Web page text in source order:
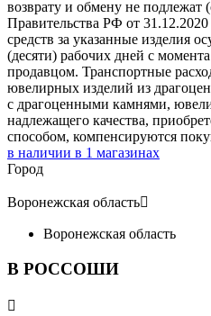
возврату и обмену не подлежат
Правительства РФ от
средств за указанные изделия
(десяти) рабочих дней с
продавцом. Транспортные
ювелирных изделий из
с драгоценными камнями,
надлежащего качества,
способом, компенсируются
в наличии в 1 магазинах
Город
Воронежская область
Воронежская область
В РОССОШИ
